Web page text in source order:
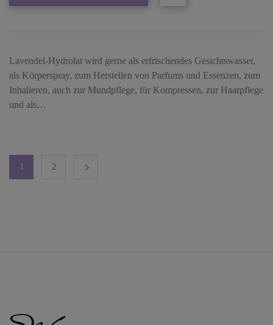
Lavendel-Hydrolat wird gerne als erfrischendes Gesichtswasser,
als Körperspray, zum Herstellen von Parfums und Essenzen, zum
Inhalieren, auch zur Mundpflege, für Kompressen, zur Haarpflege
und als…
1 2